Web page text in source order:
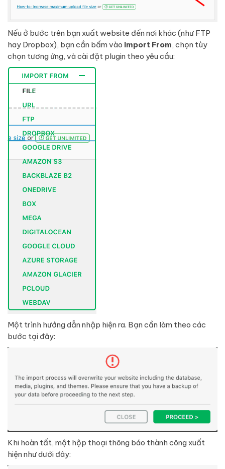
Nếu ở bước trên bạn xuất website đến nơi khác (như FTP
hay Dropbox), bạn cần bấm vào Import From, chọn tùy
chọn tương ứng, và cài đặt plugin theo yêu cầu:
Một trình hướng dẫn nhập hiện ra. Bạn cần làm theo các
bước tại đây:
Khi hoàn tất, một hộp thoại thông báo thành công xuất
hiện như dưới đây: